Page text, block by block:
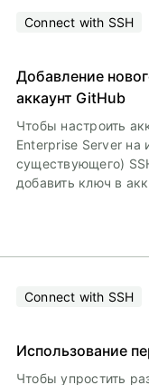
Connect with SSH
Добавление
аккаунт GitHub
Чтобы настроить
Enterprise Server на
существующего)
добавить ключ в
Connect with SSH
Использование
Чтобы упростить